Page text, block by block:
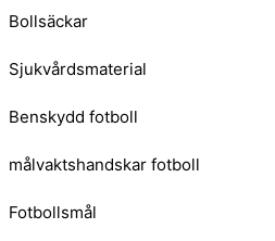
Bollsäckar
Sjukvårdsmaterial
Benskydd fotboll
målvaktshandskar fotboll
Fotbollsmål